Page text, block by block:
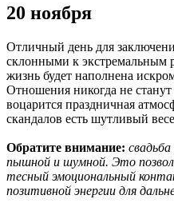
20 ноября
Отличный день для
склонными к экстремальным
жизнь будет наполнена
Отношения никогда не
воцарится праздничная
скандалов есть шутливый
Обратите внимание:
пышной и шумной. Это
тесный эмоциональный
позитивной энергии для